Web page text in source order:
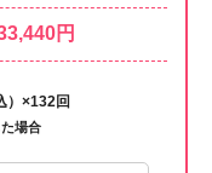
円
）×132回
場合